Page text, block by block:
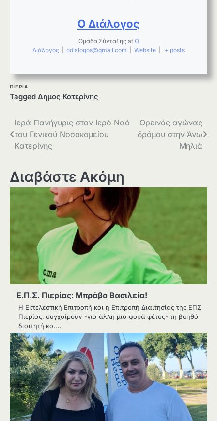
Ο Διάλογος
Ομάδα Σύνταξης at Ο
Διάλογος
odialogos@gmail.com Website + posts
ΠΙΕΡΙΑ
Tagged Δημος Κατερίνης
Πλοήγηση
άρθρων
Ιερά Πανήγυρις στον Ιερό Ναό
του Γενικού Νοσοκομείου
Κατερίνης
Ορεινός αγώνας
δρόμου στην Άνω
Μηλιά
Διαβάστε Ακόμη
Ε.Π.Σ. Πιερίας: Μπράβο Βασιλεία!
Η Εκτελεστική Επιτροπή και η Επιτροπή Διαιτησίας της ΕΠΣ
Πιερίας, συγχαίρουν -για άλλη μια φορά φέτος- τη βοηθό
διαιτητή κα.…